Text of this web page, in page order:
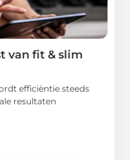
van fit & slim
efficiëntie steeds
resultaten